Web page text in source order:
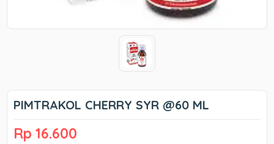
PIMTRAKOL CHERRY SYR @60 ML
Rp 16.600